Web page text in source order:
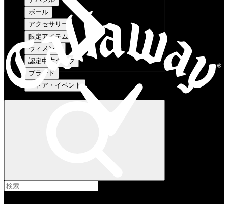
ボール
アクセサリー
限定アイテム
ウィメンズ
認定中古クラブ
ブランド
ストア・イベント